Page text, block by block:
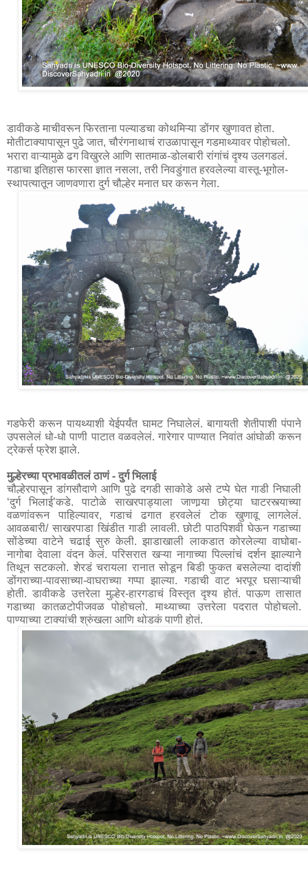
डावीकडे माचीवरून फिरताना पल्याडचा कोथमिऱ्या डोंगर खुणावत होता.
मोतीटाक्यापासून पुढे जात, चौरंगनाथाचं राउळापासून गडमाथ्यावर पोहोचलो.
भरारा वाऱ्यामुळे ढग विखुरले आणि सातमाळ-डोलबारी रांगांचं दृश्य उलगडलं.
गडाचा इतिहास फारसा ज्ञात नसला, तरी निवडुंगात हरवलेल्या वास्तू-भूगोल-
गडफेरी करून पायथ्याशी येईपर्यंत घामट निघालेलं. बागायती शेतीपाशी पंपाने
उपसलेलं धो-धो पाणी पाटात वळवलेलं. गारेगार पाण्यात निवांत आंघोळी करून
ट्रेकर्स फ्रेश झाले.
मुल्हेरच्या प्रभावळीतलं ठाणं - दुर्ग भिलाई
चौल्हेरपासून डांगसौदाणे आणि पुढे दगडी साकोडे असे टप्पे घेत गाडी निघाली
‘दुर्ग भिलाई’कडे. पाटोळे साखरपाड्याला जाणार्‍या छोट्या घाटरस्त्याच्या
वळणांवरून पाहिल्यावर, गडाचं ढगात हरवलेलं टोक खुणावू लागलेलं.
आवळबारी/ साखरपाडा खिंडीत गाडी लावली. छोटी पाठपिशवी घेऊन गडाच्या
सोंडेच्या वाटेने चढाई सुरु केली. झाडाखाली लाकडात कोरलेल्या वाघोबा-
नागोबा देवाला वंदन केलं. परिसरात खऱ्या नागाच्या पिल्लांचं दर्शन झाल्याने
तिथून सटकलो. शेरडं चरायला रानात सोडून बिडी फुकत बसलेल्या दादांशी
डोंगराच्या-पावसाच्या-वाघराच्या गप्पा झाल्या. गडाची वाट भरपूर घसाऱ्याची
होती. डावीकडे उत्तरेला मुल्हेर-हारगडाचं विस्तृत दृश्य होतं. पाऊण तासात
गडाच्या कातळटोपीजवळ पोहोचलो. माथ्याच्या उत्तरेला पदरात पोहोचलो.